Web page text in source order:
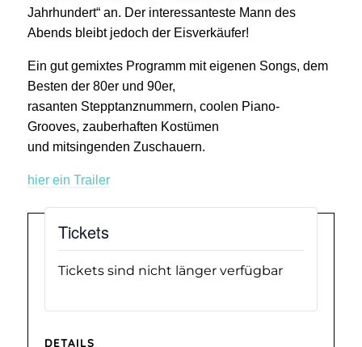
Jahrhundert“ an. Der interessanteste Mann des
Abends bleibt jedoch der Eisverkäufer!
Ein gut gemixtes Programm mit eigenen Songs, dem
Besten der 80er und 90er,
rasanten Stepptanznummern, coolen Piano-
Grooves, zauberhaften Kostümen
und mitsingenden Zuschauern.
hier ein Trailer
DETAILS
Tickets
Tickets sind nicht länger verfügbar